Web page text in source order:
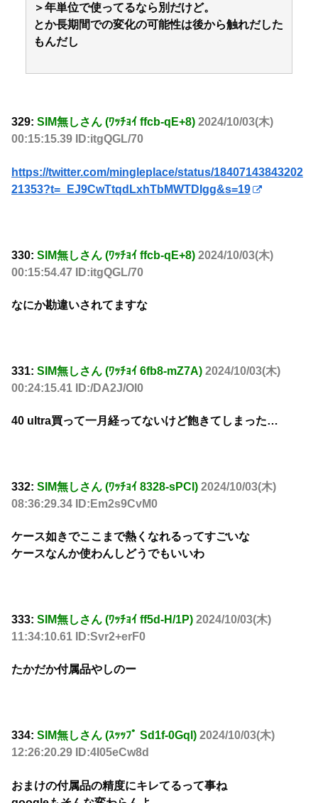
＞年単位で使ってるなら別だけど。
とか長期間での変化の可能性は後から触れだした
もんだし
329: SIM無しさん (ﾜｯﾁｮｲ ffcb-qE+8) 2024/10/03(木)
00:15:15.39 ID:itgQGL/70
https://twitter.com/mingleplace/status/18407143843202
21353?t=_EJ9CwTtqdLxhTbMWTDIgg&s=19
330: SIM無しさん (ﾜｯﾁｮｲ ffcb-qE+8) 2024/10/03(木)
00:15:54.47 ID:itgQGL/70
なにか勘違いされてますな
331: SIM無しさん (ﾜｯﾁｮｲ 6fb8-mZ7A) 2024/10/03(木)
00:24:15.41 ID:/DA2J/Ol0
40 ultra買って一月経ってないけど飽きてしまった…
332: SIM無しさん (ﾜｯﾁｮｲ 8328-sPCl) 2024/10/03(木)
08:36:29.34 ID:Em2s9CvM0
ケース如きでここまで熱くなれるってすごいな
ケースなんか使わんしどうでもいいわ
333: SIM無しさん (ﾜｯﾁｮｲ ff5d-H/1P) 2024/10/03(木)
11:34:10.61 ID:Svr2+erF0
たかだか付属品やしのー
334: SIM無しさん (ｽｯｯﾌﾟ Sd1f-0Gql) 2024/10/03(木)
12:26:20.29 ID:4I05eCw8d
おまけの付属品の精度にキレてるって事ね